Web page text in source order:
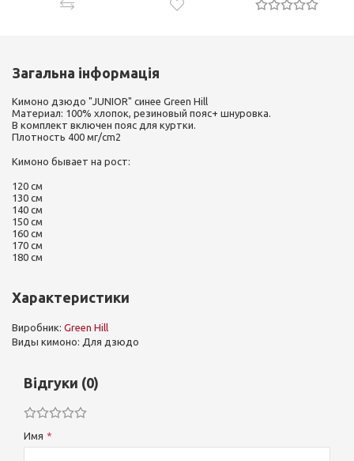
Загальна інформація
Кимоно дзюдо "JUNIOR" синее Green Hill
Материал: 100% хлопок, резиновый пояс+ шнуровка.
В комплект включен пояс для куртки.
Плотность 400 мг/cm2
Кимоно бывает на рост:
120 см
130 см
140 см
150 см
160 см
170 см
180 см
Характеристики
Виробник: Green Hill
Виды кимоно: Для дзюдо
Відгуки (0)
Имя